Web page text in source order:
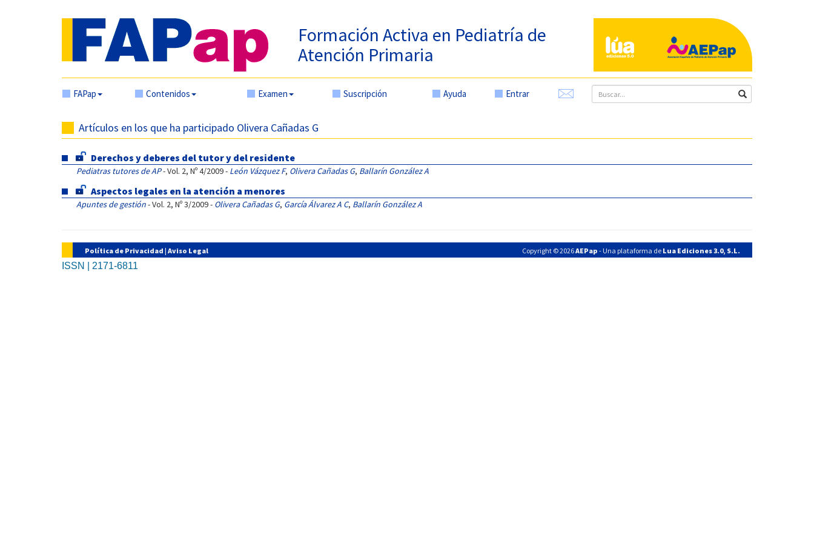
Formación Activa en Pediatría de
Atención Primaria
FAPap Contenidos Examen Suscripción Ayuda Entrar
Artículos en los que ha participado Olivera Cañadas G
Derechos y deberes del tutor y del residente
Pediatras tutores de AP- Vol. 2, Nº 4/2009 - León Vázquez F, Olivera Cañadas G, Ballarín González A
Aspectos legales en la atención a menores
Apuntes de gestión- Vol. 2, Nº 3/2009 - Olivera Cañadas G, García Álvarez A C, Ballarín González A
Política de Privacidad | Aviso Legal Copyright © 2026AEPap - Una plataforma de Lua Ediciones 3.0, S.L.
ISSN | 2171-6811